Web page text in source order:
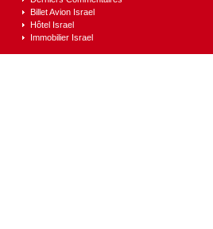
Billet Avion Israel
Hôtel Israel
Immobilier Israel